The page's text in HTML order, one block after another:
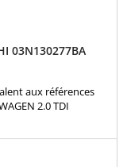
03N130277BA
aux références
2.0 TDI